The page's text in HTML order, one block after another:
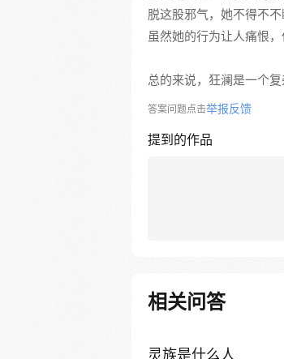
脱这股邪气，她不得不
虽然她的行为让人痛恨
总的来说，狂澜是一个
答案问题点击举报反馈
提到的作品
相关问答
灵族是什么人